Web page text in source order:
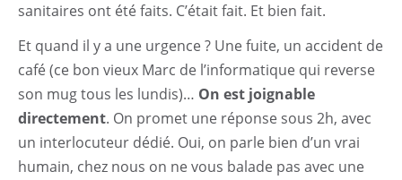
sanitaires ont été faits. C’était fait. Et bien fait.
Et quand il y a une urgence ? Une fuite, un accident de
café (ce bon vieux Marc de l’informatique qui reverse
son mug tous les lundis)… On est joignable
directement. On promet une réponse sous 2h, avec
un interlocuteur dédié. Oui, on parle bien d’un vrai
humain, chez nous on ne vous balade pas avec une